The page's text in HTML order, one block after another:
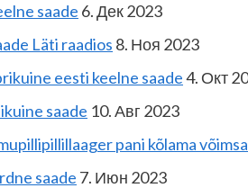
saade 6. Дек 2023
Läti raadios 8. Ноя 2023
eesti keelne saade4. Окт
saade 10. Авг 2023
pani kõlama
saade 7. Июн 2023